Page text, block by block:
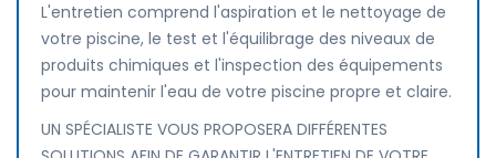
L'entretien comprend l'aspiration et le nettoyage de
votre piscine, le test et l'équilibrage des niveaux de
produits chimiques et l'inspection des équipements
pour maintenir l'eau de votre piscine propre et claire.
UN SPÉCIALISTE VOUS PROPOSERA DIFFÉRENTES